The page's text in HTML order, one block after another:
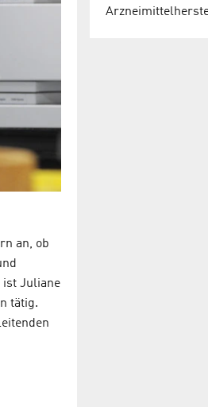
an, ob
ist Juliane
tätig.